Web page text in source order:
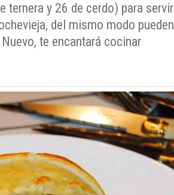
ternera y 26 de cerdo) para servir
del mismo modo pueden
te encantará cocinar